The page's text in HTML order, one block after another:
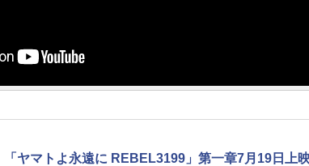
「ヤマトよ永遠に REBEL3199」第一章7月19日上